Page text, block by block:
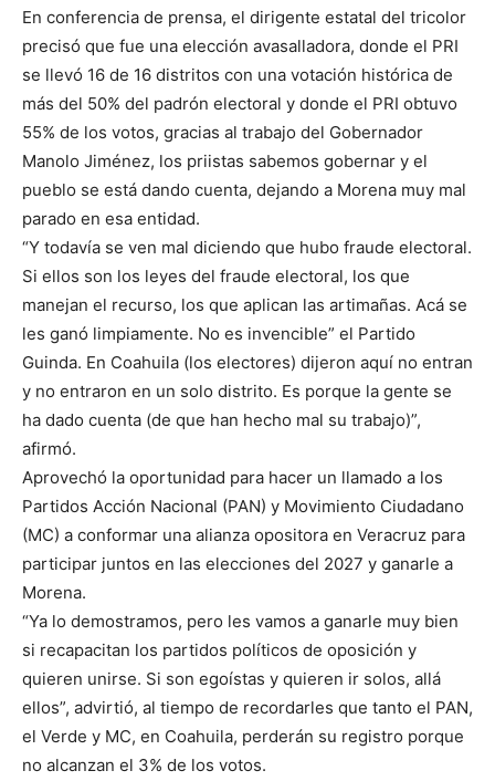
En conferencia de prensa, el dirigente estatal del tricolor
precisó que fue una elección avasalladora, donde el PRI
se llevó 16 de 16 distritos con una votación histórica de
más del 50% del padrón electoral y donde el PRI obtuvo
55% de los votos, gracias al trabajo del Gobernador
Manolo Jiménez, los priistas sabemos gobernar y el
pueblo se está dando cuenta, dejando a Morena muy mal
parado en esa entidad.
“Y todavía se ven mal diciendo que hubo fraude electoral.
Si ellos son los leyes del fraude electoral, los que
manejan el recurso, los que aplican las artimañas. Acá se
les ganó limpiamente. No es invencible” el Partido
Guinda. En Coahuila (los electores) dijeron aquí no entran
y no entraron en un solo distrito. Es porque la gente se
ha dado cuenta (de que han hecho mal su trabajo)”,
afirmó.
Aprovechó la oportunidad para hacer un llamado a los
Partidos Acción Nacional (PAN) y Movimiento Ciudadano
(MC) a conformar una alianza opositora en Veracruz para
participar juntos en las elecciones del 2027 y ganarle a
Morena.
“Ya lo demostramos, pero les vamos a ganarle muy bien
si recapacitan los partidos políticos de oposición y
quieren unirse. Si son egoístas y quieren ir solos, allá
ellos”, advirtió, al tiempo de recordarles que tanto el PAN,
el Verde y MC, en Coahuila, perderán su registro porque
no alcanzan el 3% de los votos.